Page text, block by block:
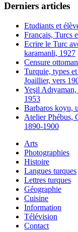
Derniers articles
Etudiants et
Français, Turcs
Ecrire le Turc
karamanli, 1927
Censure
Turquie, types
Joaillier, vers
Yeşil
1953
Barbaros koyu,
Atelier Phébus,
1890-1900
Arts
Photographies
Histoire
Langues turques
Lettres turques
Géographie
Cuisine
Information
Télévision
Contact